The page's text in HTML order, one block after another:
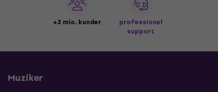
+3 mio. kunder
professionel
support
Muziker